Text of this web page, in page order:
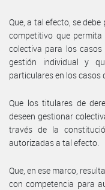
Que, a tal efecto, se
competitivo que
colectiva para los
gestión individual y
particulares en los casos
Que los titulares de
deseen gestionar
través de la
autorizadas a tal efecto.
Que, en ese marco,
con competencia para